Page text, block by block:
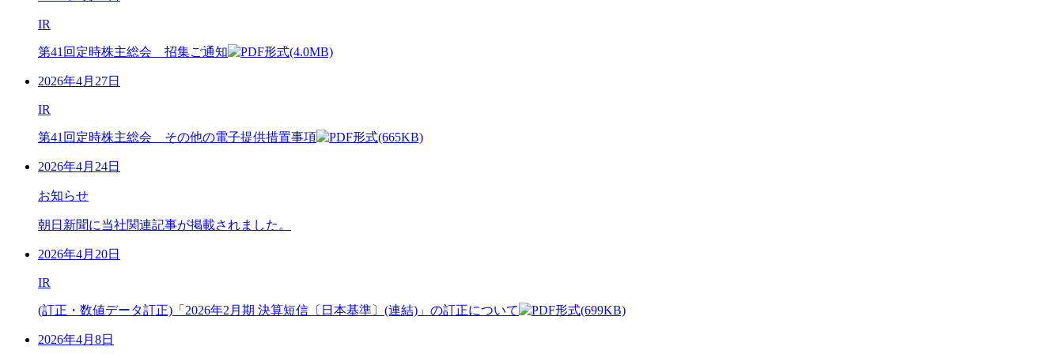
IR
第41回定時株主総会 招集ご通知 (4.0MB)
2026年4月27日
IR
第41回定時株主総会 その他の電子提供措置事項 (665KB)
2026年4月24日
お知らせ
朝日新聞に当社関連記事が掲載されました。
2026年4月20日
IR
(訂正・数値データ訂正)「2026年2月期 決算短信〔日本基準〕(連結)」の訂正について (699KB)
2026年4月8日